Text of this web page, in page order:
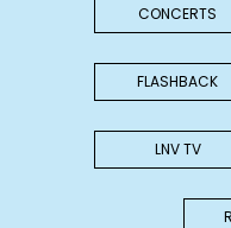
CONCERTS
FLASHBACK
LNV TV